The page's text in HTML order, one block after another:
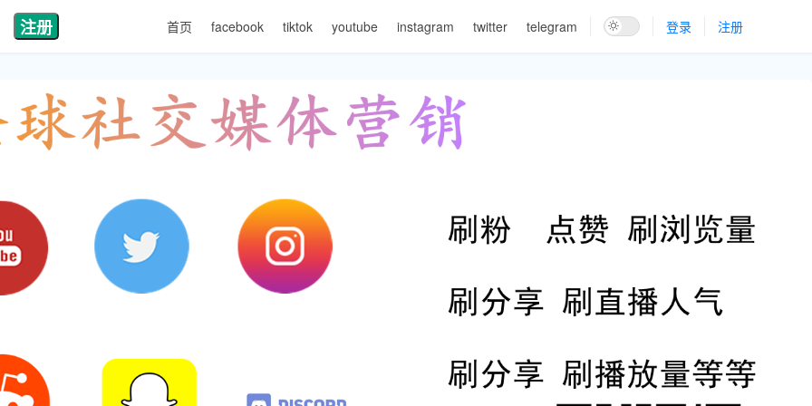
注册 首页 facebook tiktok youtube instagram twitter telegram 登录 注册